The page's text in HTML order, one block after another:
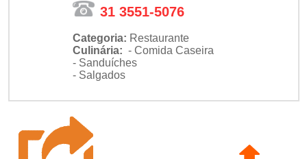
31 3551-5076
Categoria: Restaurante
Culinária: - Comida Caseira
- Sanduíches
- Salgados